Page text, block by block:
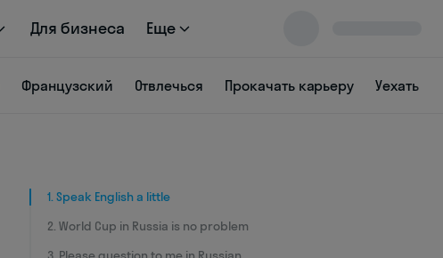
Для бизнеса Еще
Французский Отвлечься Прокачать карьеру Уехать
1. Speak English a little
2. World Cup in Russia is no problem